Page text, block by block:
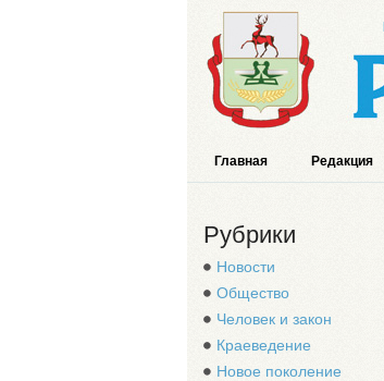
Главная Редакция
Рубрики
Новости
Общество
Человек и закон
Краеведение
Новое поколение